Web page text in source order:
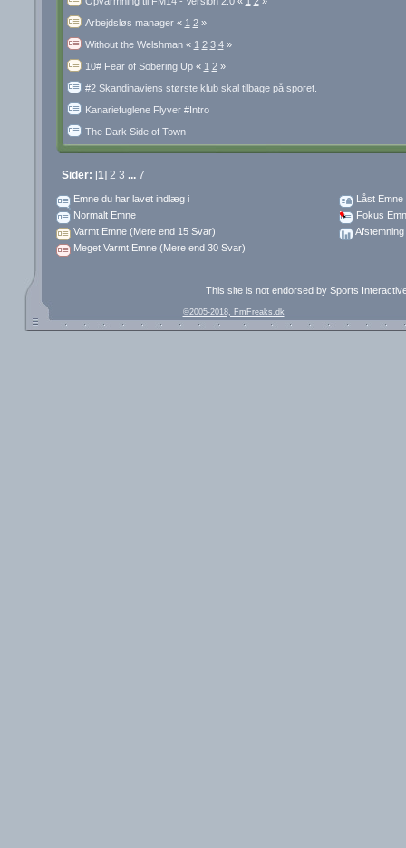
Arbejdsløs manager « 1 2»
Without the Welshman « 1 2 3 4»
10# Fear of Sobering Up « 1 2»
#2 Skandinaviens største klub skal tilbage på sporet.
Kanariefuglene Flyver #Intro
The Dark Side of Town
Sider: [1] 2 3 ... 7
Emne du har lavet indlæg i
Normalt Emne
Varmt Emne (Mere end 15 Svar)
Meget Varmt Emne (Mere end 30 Svar)
Låst Emne
Fokus
Afstemning
This site is not endorsed by Sports
©2005-2018, FmFreaks.dk